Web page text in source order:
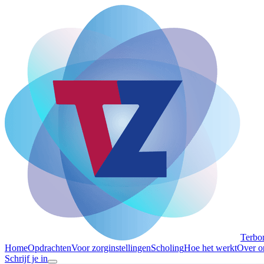
HomeOpdrachtenVoor zorginstellingenScholingHoe het werktOver
Schrijf je in